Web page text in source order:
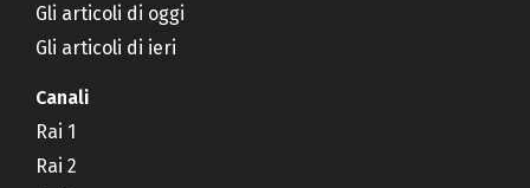
Gli articoli di oggi
Gli articoli di ieri
Canali
Rai 1
Rai 2